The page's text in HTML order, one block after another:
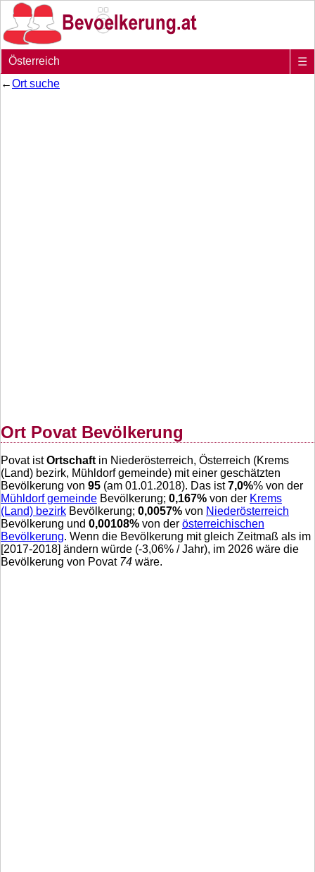
Österreich
☰
←Ort suche
Ort Povat Bevölkerung
Povat istOrtschaft in Niederösterreich, Österreich (Krems
(Land) bezirk, Mühldorf gemeinde) mit einer geschätzten
Bevölkerung von 95 (am 01.01.2018). Das ist7,0%% von der
Mühldorf gemeinde Bevölkerung; 0,167% von der Krems
(Land) bezirk Bevölkerung; 0,0057% von Niederösterreich
Bevölkerung und 0,00108% von der österreichischen
Bevölkerung. Wenn die Bevölkerung mit gleich Zeitmaß als im
[2017-2018] ändern würde (-3,06% / Jahr), im 2026 wäre die
Bevölkerung von Povat 74 wäre.